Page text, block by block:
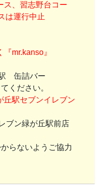
ス、習志野台コー
は運行中止
mr.kanso』
缶詰バー
ください。
丘駅セブンイレブン
ブン緑が丘駅前店
らないようご協力